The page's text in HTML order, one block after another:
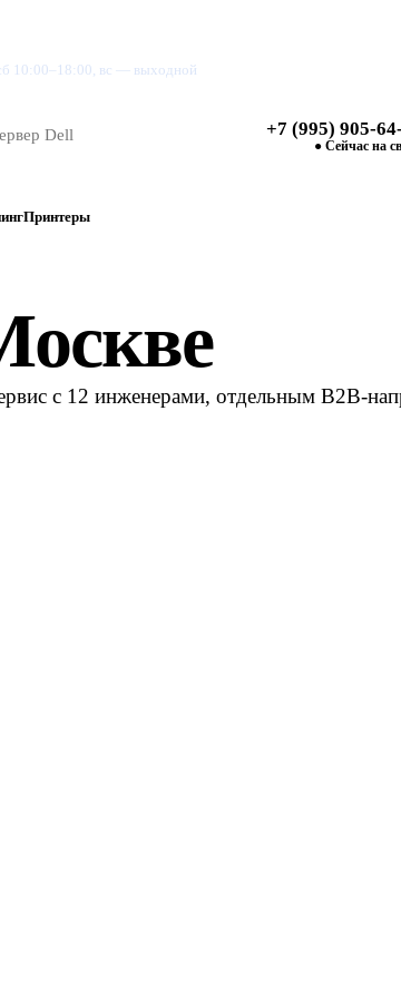
10:00–18:00, вс — выходной
+7 (995) 905-
● Сейчас на
Принтеры
с 12 инженерами, отдельным B2B-